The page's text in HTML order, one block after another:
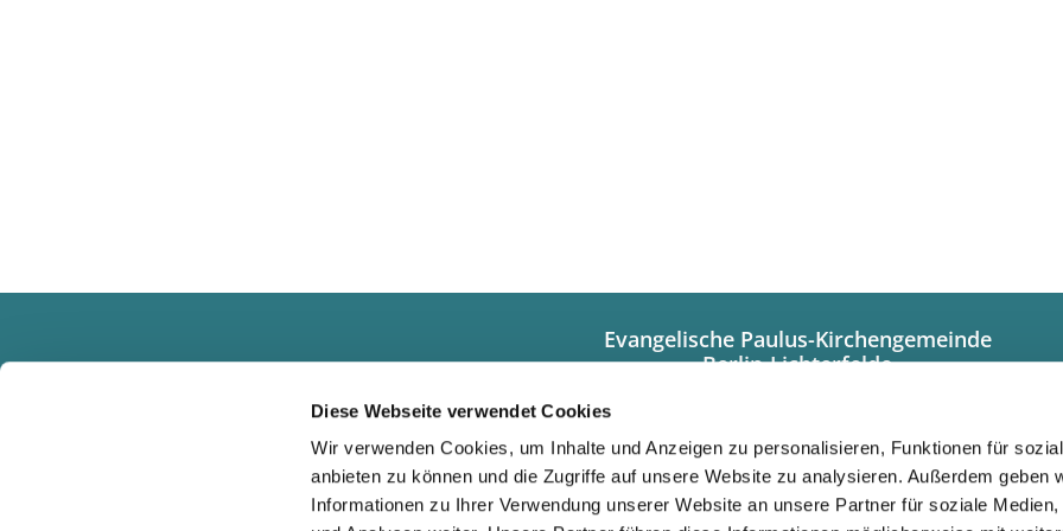
Diese Webseite verwendet Cookies
Wir verwenden Cookies, um Inhalte und Anzeigen zu personalisieren, Funktionen für
anbieten zu können und die Zugriffe auf unsere Website zu analysieren. Außerdem geben
Informationen zu Ihrer Verwendung unserer Website an unsere Partner für soziale Medien,
Evangelische Paulus-Kirchengemeinde
Berlin-Lichterfelde
+49308449320
info@paulus-lichterfelde.de
Gemeindebüro:
Dienstag/Donnerstag 10.00 bis 12.00 Uhr